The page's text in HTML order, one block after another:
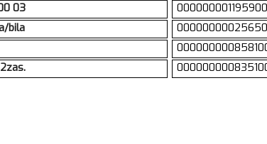
03
bila